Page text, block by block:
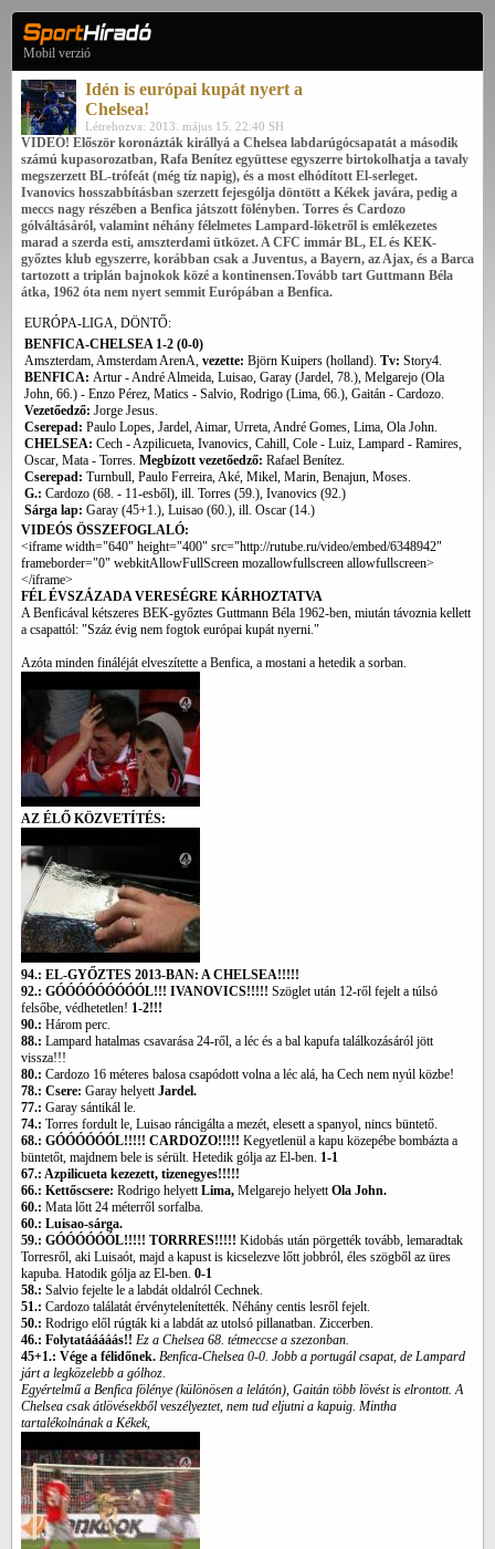
Mobil verzió
Idén is európai kupát nyert a
Chelsea!
Létrehozva: 2013. május 15. 22:40 SH
VIDEÓ! Először koronázták királlyá a Chelsea labdarúgócsapatát a második
számú kupasorozatban, Rafa Benítez együttese egyszerre birtokolhatja a tavaly
megszerzett BL-trófeát (még tíz napig), és a most elhódított El-serleget.
Ivanovics hosszabbításban szerzett fejesgólja döntött a Kékek javára, pedig a
meccs nagy részében a Benfica játszott fölényben. Torres és Cardozo
gólváltásáról, valamint néhány félelmetes Lampard-löketről is emlékezetes
marad a szerda esti, amszterdami ütközet. A CFC immár BL, EL és KEK-
győztes klub egyszerre, korábban csak a Juventus, a Bayern, az Ajax, és a Barca
tartozott a triplán bajnokok közé a kontinensen.Tovább tart Guttmann Béla
átka, 1962 óta nem nyert semmit Európában a Benfica.
EURÓPA-LIGA, DÖNTŐ:
BENFICA-CHELSEA 1-2 (0-0)
Amszterdam, Amsterdam ArenA, vezette: Björn Kuipers (holland). Tv: Story4.
BENFICA: Artur - André Almeida, Luisao, Garay (Jardel, 78.), Melgarejo (Ola
John, 66.) - Enzo Pérez, Matics - Salvio, Rodrigo (Lima, 66.), Gaitán - Cardozo.
Vezetőedző: Jorge Jesus.
Cserepad: Paulo Lopes, Jardel, Aimar, Urreta, André Gomes, Lima, Ola John.
CHELSEA: Cech - Azpilicueta, Ivanovics, Cahill, Cole - Luiz, Lampard - Ramires,
Oscar, Mata - Torres. Megbízott vezetőedző: Rafael Benítez.
Cserepad: Turnbull, Paulo Ferreira, Aké, Mikel, Marin, Benajun, Moses.
G.: Cardozo (68. - 11-esből), ill. Torres (59.), Ivanovics (92.)
Sárga lap: Garay (45+1.), Luisao (60.), ill. Oscar (14.)
VIDEÓS ÖSSZEFOGLALÓ:
<iframe width="640" height="400" src="http://rutube.ru/video/embed/6348942"
frameborder="0" webkitAllowFullScreen mozallowfullscreen allowfullscreen>
</iframe>
FÉL ÉVSZÁZADA VERESÉGRE KÁRHOZTATVA
A Benficával kétszeres BEK-győztes Guttmann Béla 1962-ben, miután távoznia kellett
a csapattól: "Száz évig nem fogtok európai kupát nyerni."
Azóta minden fináléját elveszítette a Benfica, a mostani a hetedik a sorban.
AZ ÉLŐ KÖZVETÍTÉS:
94.: EL-GYŐZTES 2013-BAN: A CHELSEA!!!!!
92.: GÓÓÓÓÓÓÓÓÓL!!! IVANOVICS!!!!! Szöglet után 12-ről fejelt a túlsó
felsőbe, védhetetlen! 1-2!!!
90.: Három perc.
88.: Lampard hatalmas csavarása 24-ről, a léc és a bal kapufa találkozásáról jött
vissza!!!
80.: Cardozo 16 méteres balosa csapódott volna a léc alá, ha Cech nem nyúl közbe!
78.: Csere: Garay helyettJardel.
77.: Garay sántikál le.
74.: Torres fordult le, Luisao ráncigálta a mezét, elesett a spanyol, nincs büntető.
68.: GÓÓÓÓÓÓL!!!!! CARDOZO!!!!! Kegyetlenül a kapu közepébe bombázta a
büntetőt, majdnem bele is sérült. Hetedik gólja az El-ben. 1-1
67.: Azpilicueta kezezett, tizenegyes!!!!!
66.: Kettőscsere: Rodrigo helyettLima, Melgarejo helyettOla John.
60.: Mata lőtt 24 méterről sorfalba.
60.: Luisao-sárga.
59.: GÓÓÓÓÓÓL!!!!! TORRRES!!!!! Kidobás után pörgették tovább, lemaradtak
Torresről, aki Luisaót, majd a kapust is kicselezve lőtt jobbról, éles szögből az üres
kapuba. Hatodik gólja az El-ben. 0-1
58.: Salvio fejelte le a labdát oldalról Cechnek.
51.: Cardozo találatát érvénytelenítették. Néhány centis lesről fejelt.
50.: Rodrigo elől rúgták ki a labdát az utolsó pillanatban. Ziccerben.
46.: Folytatááááás!! Ez a Chelsea 68. tétmeccse a szezonban.
45+1.: Vége a félidőnek. Benfica-Chelsea 0-0. Jobb a portugál csapat, de Lampard
járt a legközelebb a gólhoz.
Egyértelmű a Benfica fölénye (különösen a lelátón), Gaitán több lövést is elrontott. A
Chelsea csak átlövésekből veszélyeztet, nem tud eljutni a kapuig. Mintha
tartalékolnának a Kékek,